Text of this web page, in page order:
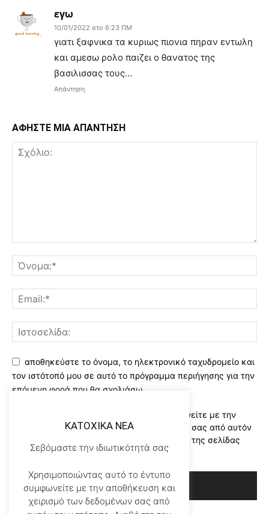
εγω
10/01/2022 στο 6:23 ΠΜ
γιατι ξαφνικα τα κυριως πιονια πηραν εντωλη
και αμεσω ρολο παιζει ο θανατος της
βασιλισσας τους…
Απάντηση
ΑΦΗΣΤΕ ΜΙΑ ΑΠΑΝΤΗΣΗ
αποθηκεύστε το όνομα, το ηλεκτρονικό ταχυδρομείο και
τον ιστότοπό μου σε αυτό το πρόγραμμα περιήγησης για την
επόμενη φορά που θα σχολιάσω.
Χρησιμοποιώντας αυτό το έντυπο συμφωνείτε με την
αποθήκευση και χειρισμό των δεδομένων σας από αυτόν
τον ιστότοπο..Διαβάστε του ορους χρήσης της σελίδας
μας*
KATOXIKA NEA
Σεβόμαστε την ιδιωτικότητά σας
Χρησιμοποιώντας αυτό το έντυπο
συμφωνείτε με την αποθήκευση και
χειρισμό των δεδομένων σας από